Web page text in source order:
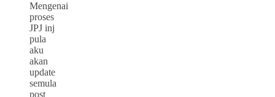
Mengenai
proses
JPJ inj
pula
aku
akan
update
semula
post